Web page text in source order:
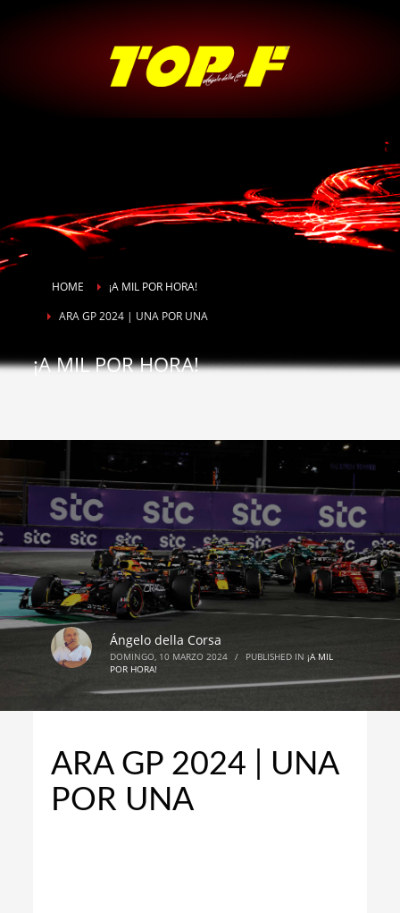
HOME
¡A MIL POR HORA!
ARA GP 2024 | UNA POR UNA
¡A MIL POR HORA!
Ángelo della Corsa
DOMINGO, 10 MARZO 2024 / PUBLISHED IN¡A MIL
POR HORA!
ARA GP 2024 | UNA
POR UNA